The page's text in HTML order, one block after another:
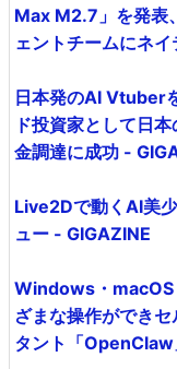
Max M2.7」を発表
ェントチームにネ
日本発のAI Vtuber
ド投資家として日
金調達に成功 -
Live2Dで動くAI美
ュー - GIGAZINE
Windows・macOS
ざまな操作ができ
タント「